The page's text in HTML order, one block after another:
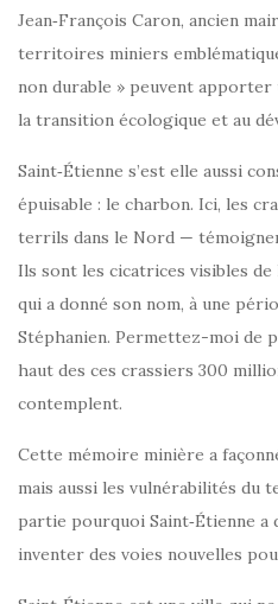
Jean‑François Caron, ancien
territoires miniers
non durable » peuvent
la transition écologique et au
Saint‑Étienne s’est elle aussi
épuisable : le charbon. Ici, les
terrils dans le Nord —
Ils sont les cicatrices visibles
qui a donné son nom, à une
Stéphanien. Permettez-moi de
haut des ces crassiers 300
contemplent.
Cette mémoire minière a
mais aussi les vulnérabilités du
partie pourquoi Saint‑Étienne a
inventer des voies nouvelles